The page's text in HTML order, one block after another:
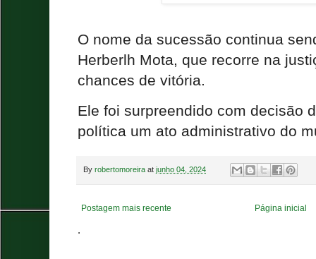
O nome da sucessão continua
Herberlh Mota, que recorre na
chances de vitória.
Ele foi surpreendido com decisão
política um ato administrativo do
By robertomoreira at junho 04, 2024
Postagem mais recente Página inicial
.